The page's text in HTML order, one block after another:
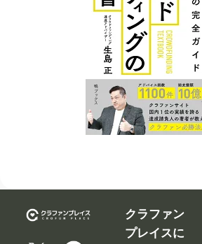
告知、拡散す
クラファンプ
クラファン
プレイスに
ついて
修正依
頼フォ